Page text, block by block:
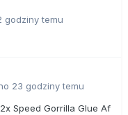
godziny temu
23 godziny temu
Speed Gorrilla Glue Af